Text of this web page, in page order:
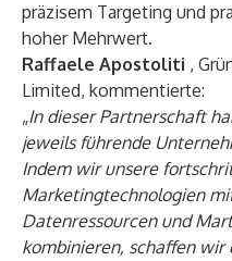
präzisem Targeting und
hoher Mehrwert.
Raffaele Apostoliti ,
Limited, kommentierte:
„In dieser Partnerschaft
jeweils führende
Indem wir unsere
Marketingtechnologien
Datenressourcen und
kombinieren, schaffen wir